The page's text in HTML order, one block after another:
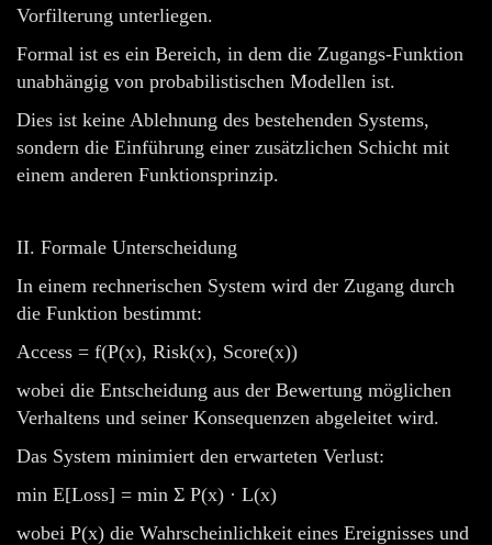
Vorfilterung unterliegen.
Formal ist es ein Bereich, in dem die Zugangs-Funktion
unabhängig von probabilistischen Modellen ist.
Dies ist keine Ablehnung des bestehenden Systems,
sondern die Einführung einer zusätzlichen Schicht mit
einem anderen Funktionsprinzip.
II. Formale Unterscheidung
In einem rechnerischen System wird der Zugang durch
die Funktion bestimmt:
Access = f(P(x), Risk(x), Score(x))
wobei die Entscheidung aus der Bewertung möglichen
Verhaltens und seiner Konsequenzen abgeleitet wird.
Das System minimiert den erwarteten Verlust:
min E[Loss] = min Σ P(x) · L(x)
wobei P(x) die Wahrscheinlichkeit eines Ereignisses und